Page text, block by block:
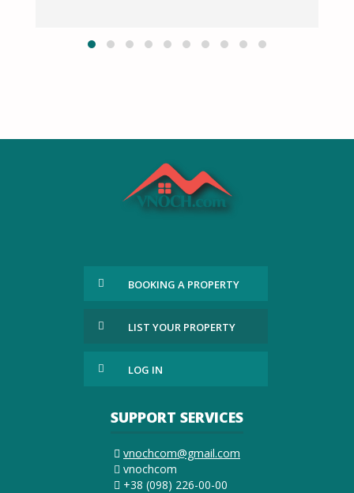
BOOKING A PROPERTY
LIST YOUR PROPERTY
LOG IN
SUPPORT SERVICES
vnochcom@gmail.com
vnochcom
+38 (098) 226-00-00